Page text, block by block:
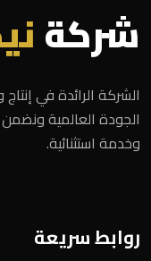
شركة
الشركة الرائدة في
الجودة العالمية
وخدمة استثنائية.
روابط سريعة